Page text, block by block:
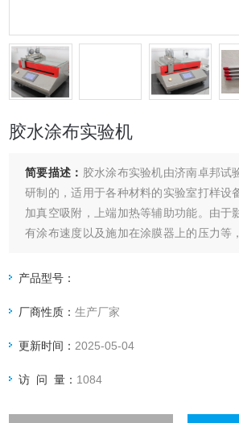
胶水涂布实验机
简要描述： 胶水涂布实验机由济南卓邦试
研制的，适用于各种材料的实验室打样设
加真空吸附，上端加热等辅助功能。由于
有涂布速度以及施加在涂膜器上的压力等
了，这就给比较样板之间的测试结果带来
产品型号：
厂商性质：生产厂家
更新时间： 2025-05-04
访 问 量： 1084